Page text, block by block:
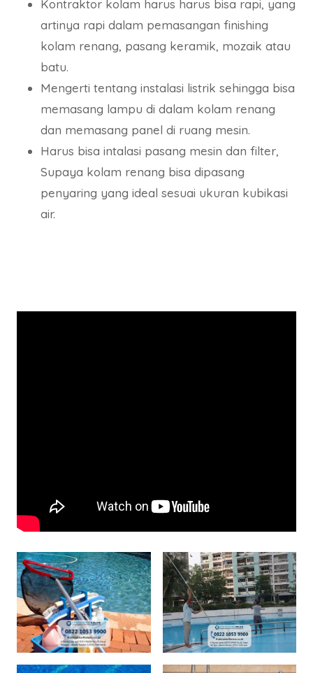
Kontraktor kolam harus harus bisa rapi, yang
artinya rapi dalam pemasangan finishing
kolam renang, pasang keramik, mozaik atau
batu.
Mengerti tentang instalasi listrik sehingga bisa
memasang lampu di dalam kolam renang
dan memasang panel di ruang mesin.
Harus bisa intalasi pasang mesin dan filter,
Supaya kolam renang bisa dipasang
penyaring yang ideal sesuai ukuran kubikasi
air.